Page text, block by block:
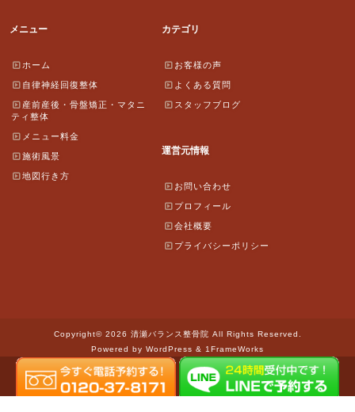
メニュー
ホーム
自律神経回復整体
産前産後・骨盤矯正・マタニ
ティ整体
メニュー料金
施術風景
地図行き方
カテゴリ
お客様の声
よくある質問
スタッフブログ
運営元情報
お問い合わせ
プロフィール
会社概要
プライバシーポリシー
Copyright© 2026 清瀬バランス整骨院 All Rights Reserved.
Powered by WordPress & 1FrameWorks